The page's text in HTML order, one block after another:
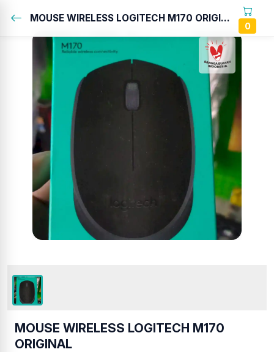
MOUSE WIRELESS LOGITECH M170 ORIGINAL...
0
MOUSE WIRELESS LOGITECH M170
ORIGINAL